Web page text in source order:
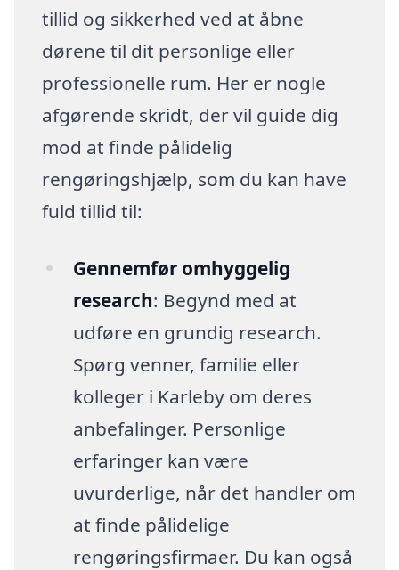
tillid og sikkerhed ved at åbne
dørene til dit personlige eller
professionelle rum. Her er nogle
afgørende skridt, der vil guide dig
mod at finde pålidelig
rengøringshjælp, som du kan have
fuld tillid til:
Gennemfør omhyggelig
research: Begynd med at
udføre en grundig research.
Spørg venner, familie eller
kolleger i Karleby om deres
anbefalinger. Personlige
erfaringer kan være
uvurderlige, når det handler om
at finde pålidelige
rengøringsfirmaer. Du kan også